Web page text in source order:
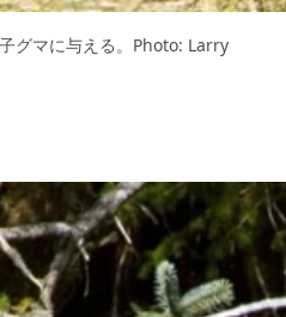
グマに与える。Photo: Larry